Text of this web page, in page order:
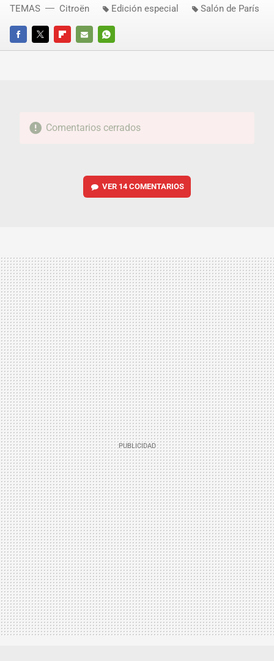
FACEBOOKTWITTERFLIPBOARD
E-
WHATSAPP
TEMAS Citroën Edición especial Salón de París
Comentarios cerrados
VER 14 COMENTARIOS